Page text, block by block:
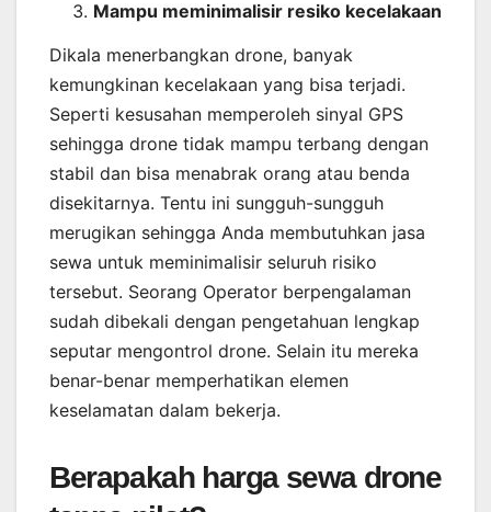
Mampu meminimalisir resiko kecelakaan
Dikala menerbangkan drone, banyak
kemungkinan kecelakaan yang bisa terjadi.
Seperti kesusahan memperoleh sinyal GPS
sehingga drone tidak mampu terbang dengan
stabil dan bisa menabrak orang atau benda
disekitarnya. Tentu ini sungguh-sungguh
merugikan sehingga Anda membutuhkan jasa
sewa untuk meminimalisir seluruh risiko
tersebut. Seorang Operator berpengalaman
sudah dibekali dengan pengetahuan lengkap
seputar mengontrol drone. Selain itu mereka
benar-benar memperhatikan elemen
keselamatan dalam bekerja.
Berapakah harga sewa drone